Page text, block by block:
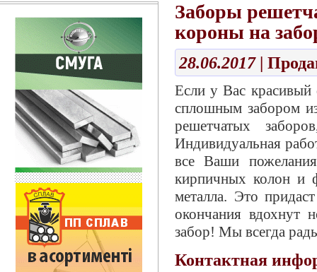
Заборы
короны на
28.06.2017|
Если у Вас красивый
сплошным забором
решетчатых
Индивидуальная
все Ваши
кирпичных колон и
металла. Это
окончания
забор! Мы всегда
Контактная